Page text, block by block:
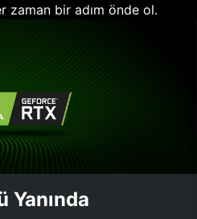
zaman bir adım önde ol.
Yanında